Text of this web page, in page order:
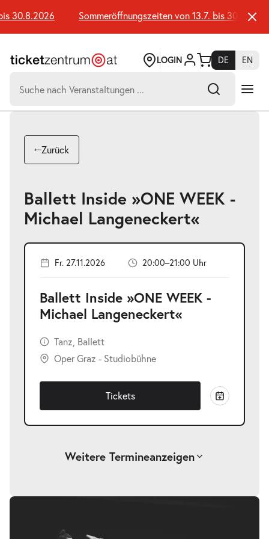
Seiteninhalt
springen
30.8.2026 Sommeröffnungszeiten von 13.7. bis 30.8.2026
LOGIN DE
EN
nach:
Suchtreffer:
Zurück
Ballett Inside »ONE WEEK -
Michael Langeneckert«
Fr. 27.11.2026 20:00–21:00 Uhr
Ballett Inside »ONE WEEK -
Michael Langeneckert«
Tanz, Ballett
Oper Graz - Studiobühne
Tickets
Weitere Termineanzeigen
Ballett Inside »ONE WEEK - Michael
Sa. 28.11.2026
Bildergalerie